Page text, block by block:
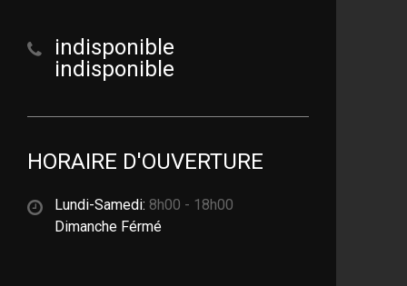
indisponible
indisponible
HORAIRE D'OUVERTURE
Lundi-Samedi: 8h00 - 18h00
Dimanche Férmé